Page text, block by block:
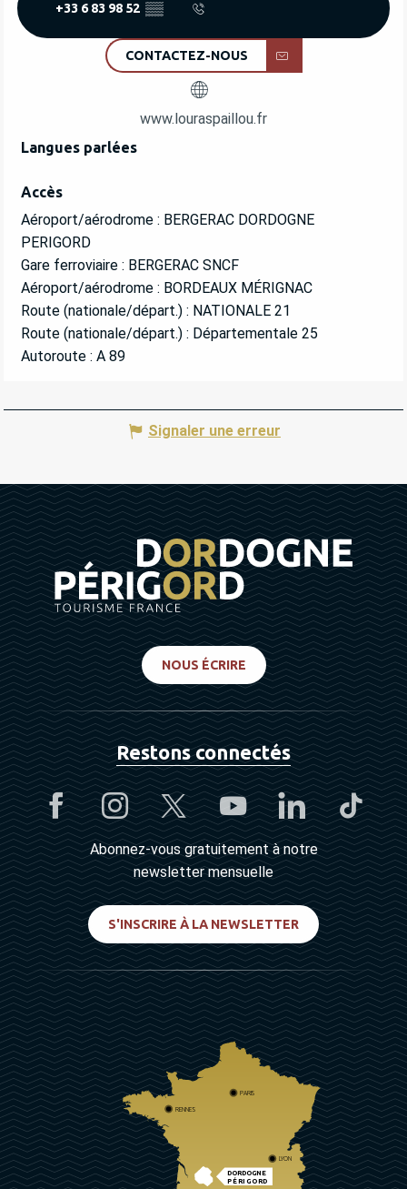
+33 6 83 98 52 ▒▒
CONTACTEZ-NOUS
www.louraspaillou.fr
Langues parlées
Langues parlées
Accès
Accès
Aéroport/aérodrome : BERGERAC DORDOGNE
PERIGORD
Gare ferroviaire : BERGERAC SNCF
Aéroport/aérodrome : BORDEAUX MÉRIGNAC
Route (nationale/départ.) : NATIONALE 21
Route (nationale/départ.) : Départementale 25
Autoroute : A 89
Signaler une erreur
NOUS ÉCRIRE
Restons connectés
Abonnez-vous gratuitement à notre
newsletter mensuelle
S'INSCRIRE À LA NEWSLETTER
DORDOGNE
PÉRIGORD
PARIS
RENNES
LYON